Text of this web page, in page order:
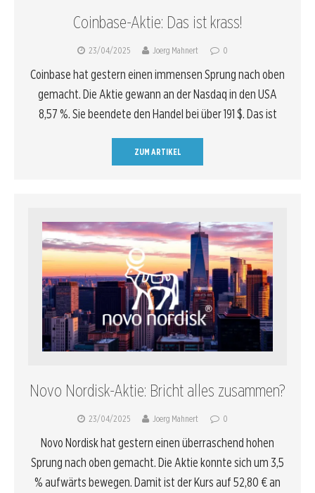
Coinbase-Aktie: Das ist krass!
23/04/2025 Joerg Mahnert 0
Coinbase hat gestern einen immensen Sprung nach oben
gemacht. Die Aktie gewann an der Nasdaq in den USA
8,57 %. Sie beendete den Handel bei über 191 $. Das ist
ZUM ARTIKEL
Novo Nordisk-Aktie: Bricht alles zusammen?
23/04/2025 Joerg Mahnert 0
Novo Nordisk hat gestern einen überraschend hohen
Sprung nach oben gemacht. Die Aktie konnte sich um 3,5
% aufwärts bewegen. Damit ist der Kurs auf 52,80 € an